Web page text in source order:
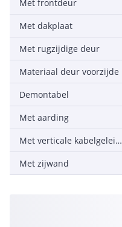
Met frontdeur
Met dakplaat
Met rugzijdige deur
Materiaal deur voorzijde
Demontabel
Met aarding
Met verticale kabelgeleiding
Met zijwand